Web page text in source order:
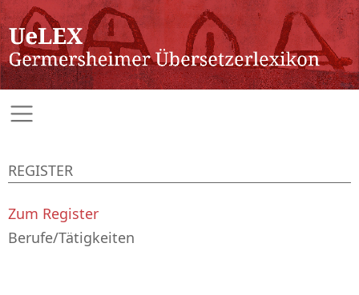
REGISTER
Zum Register
Berufe/Tätigkeiten